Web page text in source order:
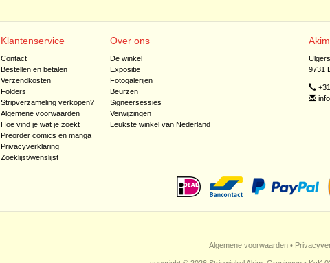
Klantenservice
Contact
Bestellen en betalen
Verzendkosten
Folders
Stripverzameling verkopen?
Algemene voorwaarden
Hoe vind je wat je zoekt
Preorder comics en manga
Privacyverklaring
Zoeklijst/wenslijst
Over ons
De winkel
Expositie
Fotogalerijen
Beurzen
Signeersessies
Verwijzingen
Leukste winkel van Nederland
9731
Algemene voorwaarden •